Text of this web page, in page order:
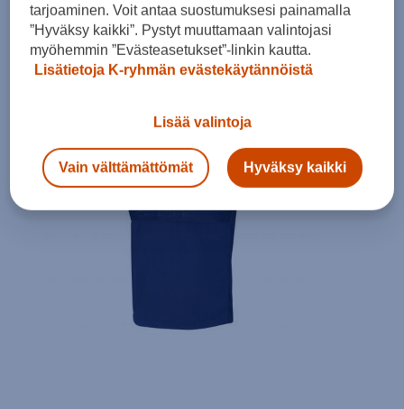
Materiaali: 100 % polyesteri
tarjoaminen. Voit antaa suostumuksesi painamalla
”Hyväksy kaikki”. Pystyt muuttamaan valintojasi
myöhemmin ”Evästeasetukset”-linkin kautta.
Lisätietoja K-ryhmän evästekäytännöistä
Lisää valintoja
Vain välttämättömät Hyväksy kaikki